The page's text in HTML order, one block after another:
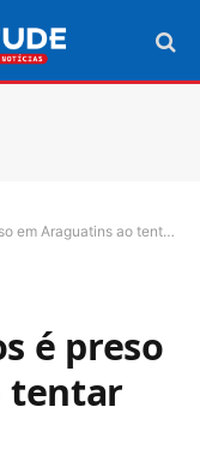
sexualmente criança de 11 anos dentro de um cemitério
é preso
tentar